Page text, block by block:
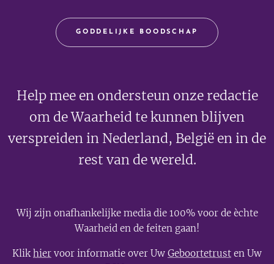
GODDELIJKE BOODSCHAP
Help mee en ondersteun onze redactie
om de Waarheid te kunnen blijven
verspreiden in Nederland, België en in de
rest van de wereld.
Wij zijn onafhankelijke media die 100% voor de èchte
Waarheid en de feiten gaan!
Klikhier voor informatie over Uw Geboortetrust en Uw